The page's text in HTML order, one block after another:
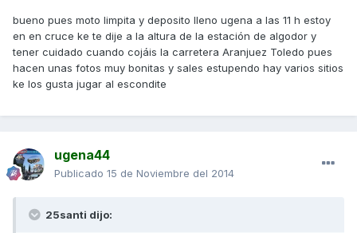
bueno pues moto limpita y deposito lleno ugena a las 11 h estoy
en en cruce ke te dije a la altura de la estación de algodor y
tener cuidado cuando cojáis la carretera Aranjuez Toledo pues
hacen unas fotos muy bonitas y sales estupendo hay varios sitios
ke los gusta jugar al escondite
ugena44
Publicado 15 de Noviembre del 2014
25santi dijo: